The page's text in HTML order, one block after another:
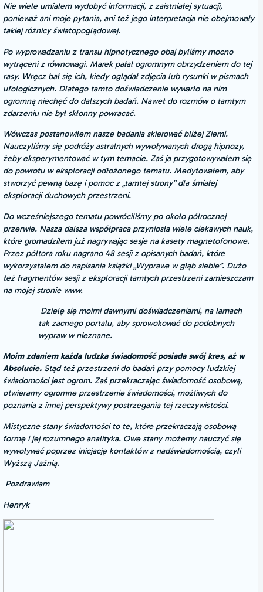
Nie wiele umiałem wydobyć informacji, z zaistniałej sytuacji,
ponieważ ani moje pytania, ani też jego interpretacja nie obejmowały
takiej różnicy światopoglądowej.
Po wyprowadzaniu z transu hipnotycznego obaj byliśmy mocno
wytrąceni z równowagi. Marek pałał ogromnym obrzydzeniem do tej
rasy. Wręcz bał się ich, kiedy oglądał zdjęcia lub rysunki w pismach
ufologicznych. Dlatego tamto doświadczenie wywarło na nim
ogromną niechęć do dalszych badań. Nawet do rozmów o tamtym
zdarzeniu nie był skłonny powracać.
Wówczas postanowiłem nasze badania skierować bliżej Ziemi.
Nauczyliśmy się podróży astralnych wywoływanych drogą hipnozy,
żeby eksperymentować w tym temacie. Zaś ja przygotowywałem się
do powrotu w eksploracji odłożonego tematu. Medytowałem, aby
stworzyć pewną bazę i pomoc z „tamtej strony” dla śmiałej
eksploracji duchowych przestrzeni.
Do wcześniejszego tematu powróciliśmy po około półrocznej
przerwie. Nasza dalsza współpraca przyniosła wiele ciekawych nauk,
które gromadziłem już nagrywając sesje na kasety magnetofonowe.
Przez półtora roku nagrano 48 sesji z opisanych badań, które
wykorzystałem do napisania książki „Wyprawa w głąb siebie”. Dużo
też fragmentów sesji z eksploracji tamtych przestrzeni zamieszczam
na mojej stronie www.
Dzielę się moimi dawnymi doświadczeniami, na łamach
tak zacnego portalu, aby sprowokować do podobnych
wypraw w nieznane.
Moim zdaniem każda ludzka świadomość posiada swój kres, aż w
Absolucie. Stąd też przestrzeni do badań przy pomocy ludzkiej
świadomości jest ogrom. Zaś przekraczając świadomość osobową,
otwieramy ogromne przestrzenie świadomości, możliwych do
poznania z innej perspektywy postrzegania tej rzeczywistości.
Mistyczne stany świadomości to te, które przekraczają osobową
formę i jej rozumnego analityka. Owe stany możemy nauczyć się
wywoływać poprzez inicjację kontaktów z nadświadomością, czyli
Wyższą Jaźnią.
Pozdrawiam
Henryk